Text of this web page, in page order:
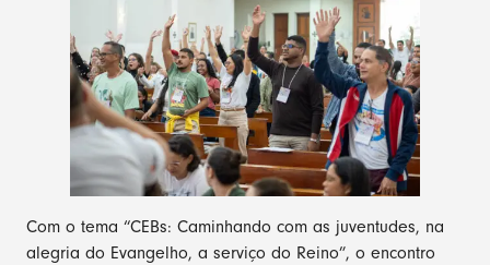
Com o tema “CEBs: Caminhando com as juventudes, na
alegria do Evangelho, a serviço do Reino”, o encontro